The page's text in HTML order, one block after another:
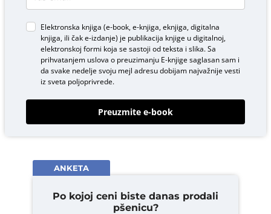
Elektronska knjiga (e-book, e-knjiga, eknjiga, digitalna
knjiga, ili čak e-izdanje) je publikacija knjige u digitalnoj,
elektronskoj formi koja se sastoji od teksta i slika. Sa
prihvatanjem uslova o preuzimanju E-knjigesaglasan sam i
da svake nedelje svoju mejl adresu dobijam najvažnije vesti
iz sveta poljoprivrede.
Preuzmite e-book
ANKETA
Po kojoj ceni biste danas prodali
pšenicu?